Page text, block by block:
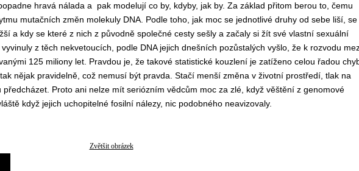
hravá nálada a pak modelují co by, kdyby, jak by. Za základ přitom berou to, čemu
mutačních změn molekuly DNA. Podle toho, jak moc se jednotlivé druhy od sebe liší, se
a kdy se které z nich z původně společné cesty sešly a začaly si žít své vlastní sexuální
z těch nekvetoucích, podle DNA jejich dnešních pozůstalých vyšlo, že k rozvodu
125 miliony let. Pravdou je, že takové statistické kouzlení je zatíženo celou řadou
nějak pravidelně, což nemusí být pravda. Stačí menší změna v životní prostředí, tlak na
Proto ani nelze mít seriózním vědcům moc za zlé, když věštění z genomové
když jejich uchopitelné fosilní nálezy, nic podobného neavizovaly.
Zvětšit obrázek